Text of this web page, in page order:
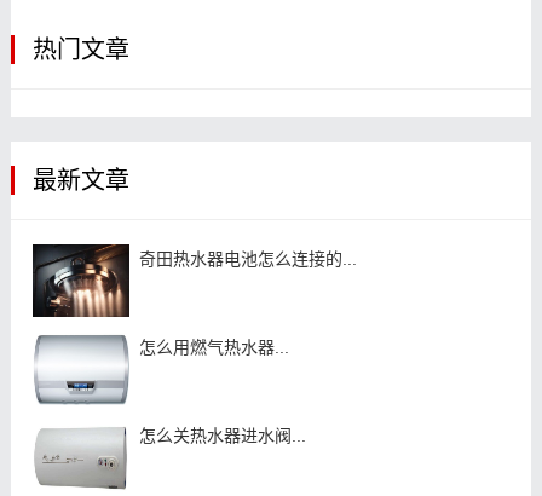
热门文章
最新文章
奇田热水器电池怎么连接的...
怎么用燃气热水器...
怎么关热水器进水阀...